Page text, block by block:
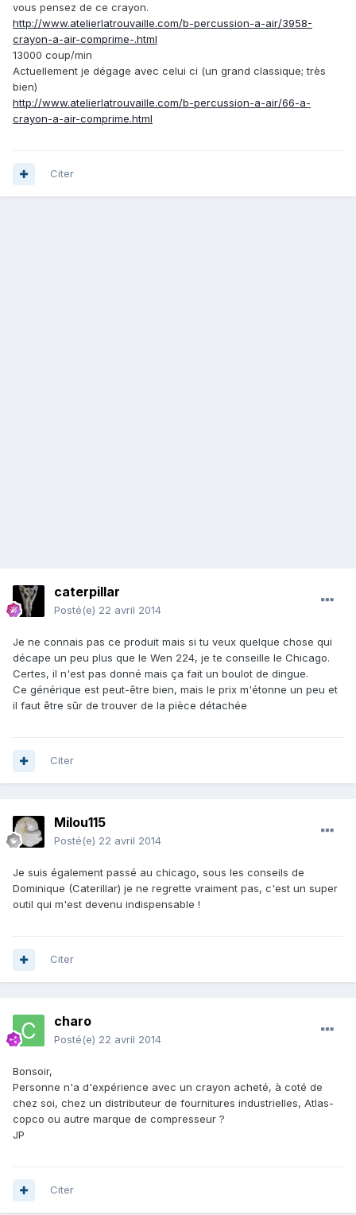
vous pensez de ce crayon.
http://www.atelierlatrouvaille.com/b-percussion-a-air/3958-
crayon-a-air-comprime-.html
13000 coup/min
Actuellement je dégage avec celui ci (un grand classique; très
bien)
http://www.atelierlatrouvaille.com/b-percussion-a-air/66-a-
crayon-a-air-comprime.html
Citer
caterpillar
Posté(e) 22 avril 2014
Je ne connais pas ce produit mais si tu veux quelque chose qui
décape un peu plus que le Wen 224, je te conseille le Chicago.
Certes, il n'est pas donné mais ça fait un boulot de dingue.
Ce générique est peut-être bien, mais le prix m'étonne un peu et
il faut être sûr de trouver de la pièce détachée
Citer
Milou115
Posté(e) 22 avril 2014
Je suis également passé au chicago, sous les conseils de
Dominique (Caterillar) je ne regrette vraiment pas, c'est un super
outil qui m'est devenu indispensable !
Citer
charo
Posté(e) 22 avril 2014
Bonsoir,
Personne n'a d'expérience avec un crayon acheté, à coté de
chez soi, chez un distributeur de fournitures industrielles, Atlas-
copco ou autre marque de compresseur ?
JP
Citer